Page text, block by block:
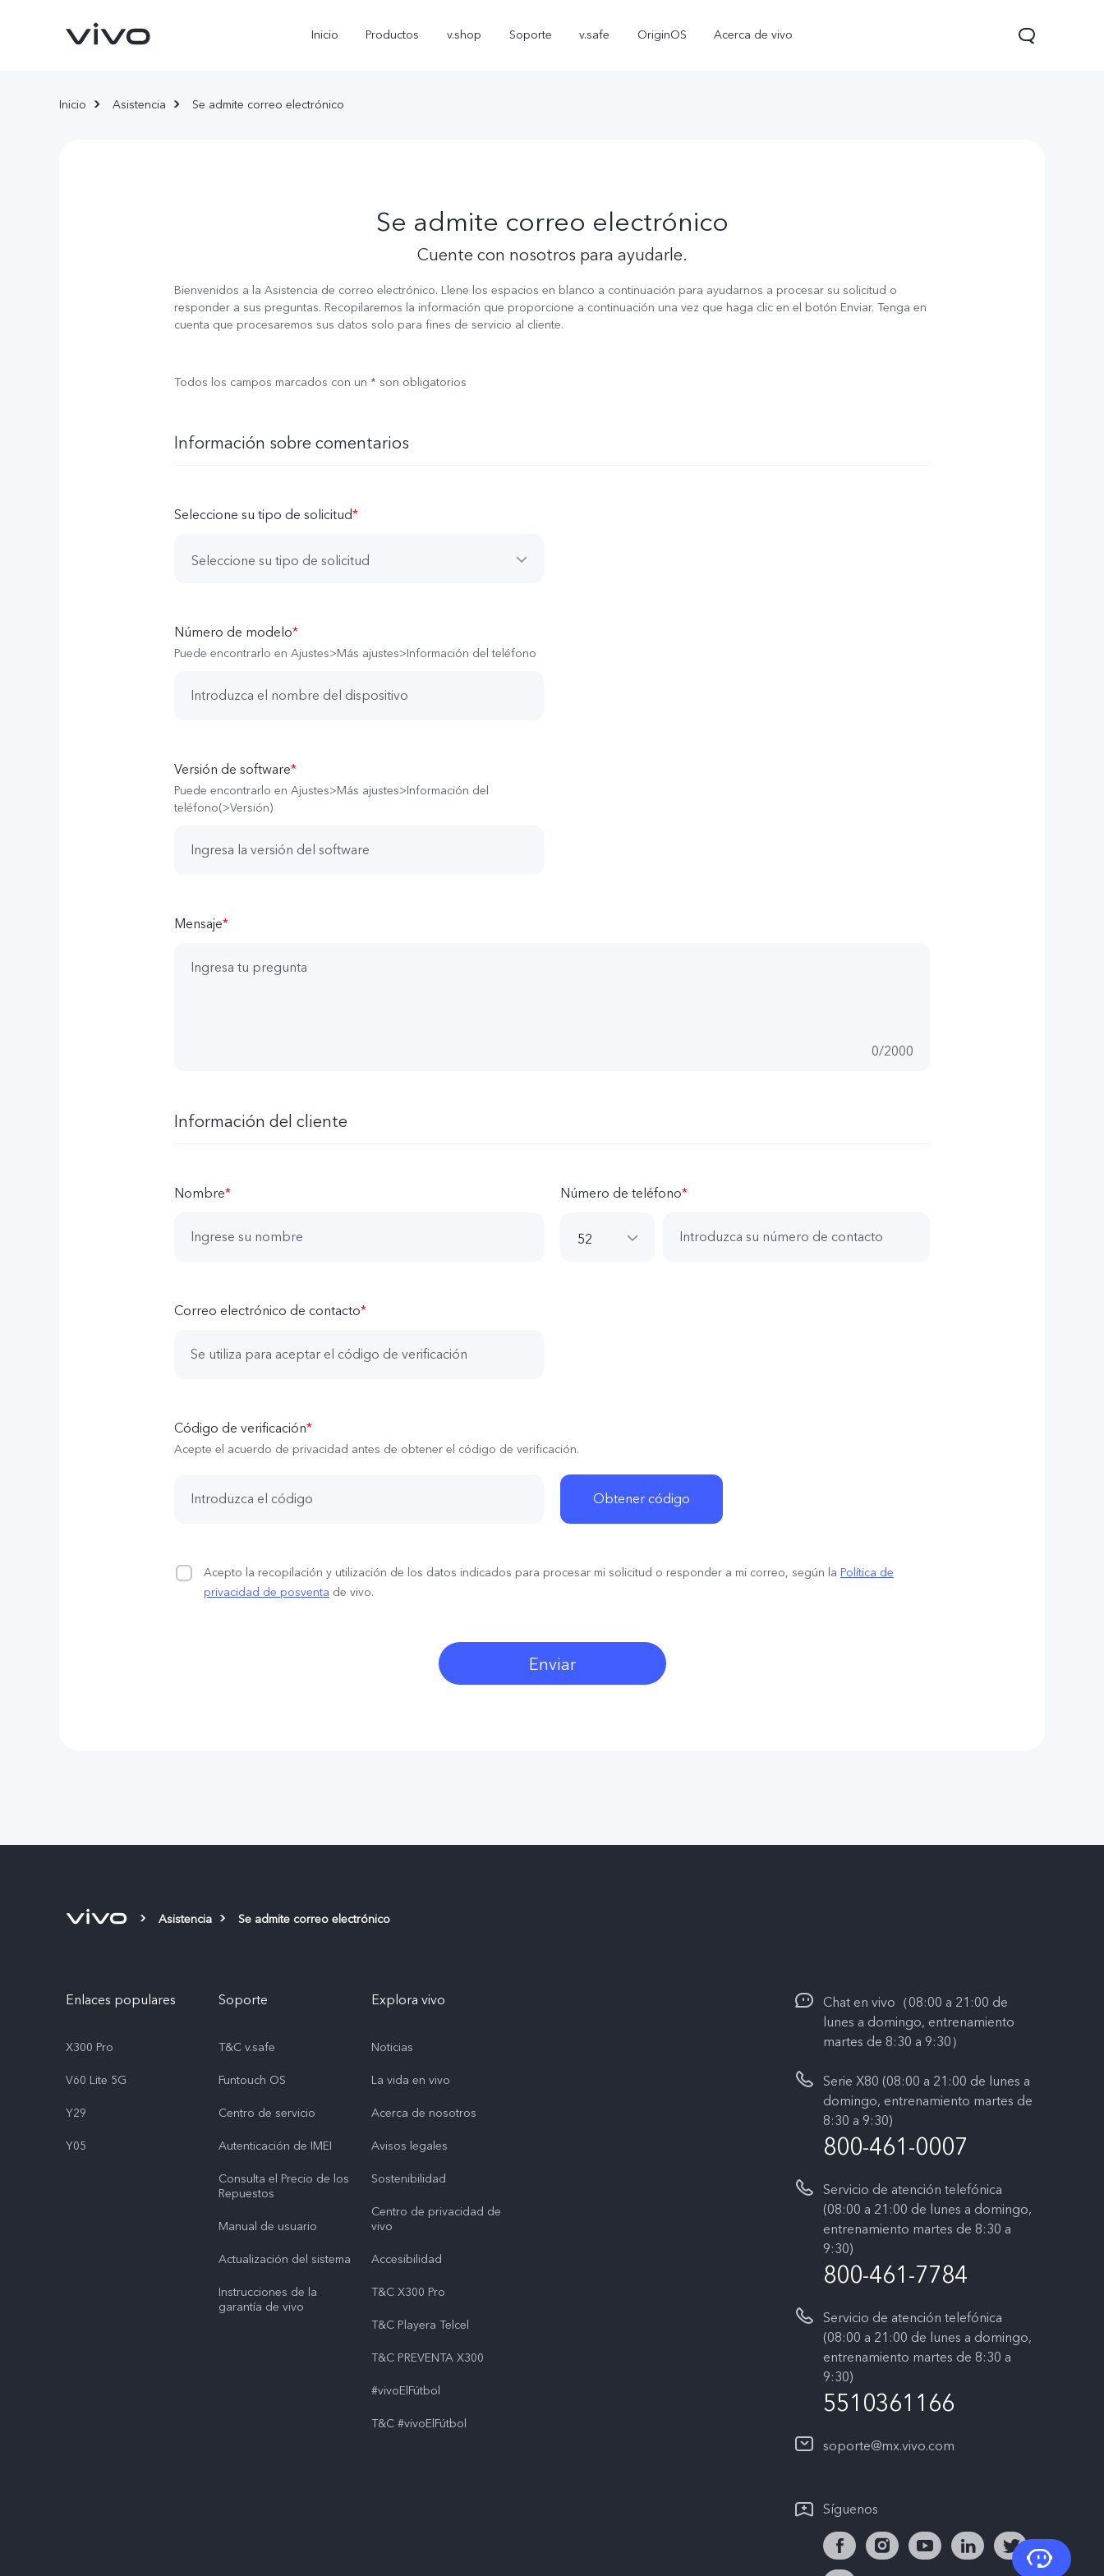
Inicio Productos v.shop Soporte v.safe OriginOS Acerca de vivo
Inicio Asistencia Se admite correo electrónico
Se admite correo electrónico
Cuente con nosotros para ayudarle.
Bienvenidos a la Asistencia de correo electrónico. Llene los espacios en blanco a continuación para ayudarnos a procesar su solicitud o
responder a sus preguntas. Recopilaremos la información que proporcione a continuación una vez que haga clic en el botón Enviar. Tenga en
cuenta que procesaremos sus datos solo para fines de servicio al cliente.
Todos los campos marcados con un * son obligatorios
Información sobre comentarios
Seleccione su tipo de solicitud*
Seleccione su tipo de solicitud
Soporte técnico del producto
Número de modelo*
Puede encontrarlo en Ajustes>Más ajustes>Información del teléfono
Versión de software*
Puede encontrarlo en Ajustes>Más ajustes>Información del
teléfono(>Versión)
Mensaje*
0/2000
Información del cliente
Nombre* Número de teléfono*
52
Correo electrónico de contacto*
Código de verificación*
Acepte el acuerdo de privacidad antes de obtener el código de verificación.
Obtener código
Acepto la recopilación y utilización de los datos indicados para procesar mi solicitud o responder a mi correo, según la Política de
privacidad de posventa de vivo.
Enviar
Asistencia Se admite correo electrónico
Enlaces populares
X300 Pro
V60 Lite 5G
Y29
Y05
Soporte
T&C v.safe
Funtouch OS
Centro de servicio
Autenticación de IMEI
Consulta el Precio de los
Repuestos
Manual de usuario
Actualización del sistema
Instrucciones de la
garantía de vivo
Explora vivo
Noticias
La vida en vivo
Acerca de nosotros
Avisos legales
Sostenibilidad
Centro de privacidad de
vivo
Accesibilidad
T&C X300 Pro
T&C Playera Telcel
T&C PREVENTA X300
#vivoElFútbol
T&C #vivoElFútbol
Chat en vivo（08:00 a 21:00 de
lunes a domingo, entrenamiento
martes de 8:30 a 9:30）
Serie X80 (08:00 a 21:00 de lunes a
domingo, entrenamiento martes de
8:30 a 9:30)
800-461-0007
Servicio de atención telefónica
(08:00 a 21:00 de lunes a domingo,
entrenamiento martes de 8:30 a
9:30)
800-461-7784
Servicio de atención telefónica
(08:00 a 21:00 de lunes a domingo,
entrenamiento martes de 8:30 a
9:30)
5510361166
soporte@mx.vivo.com
Síguenos